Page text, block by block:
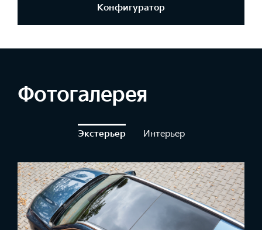
Конфигуратор
Фотогалерея
Экстерьер Интерьер